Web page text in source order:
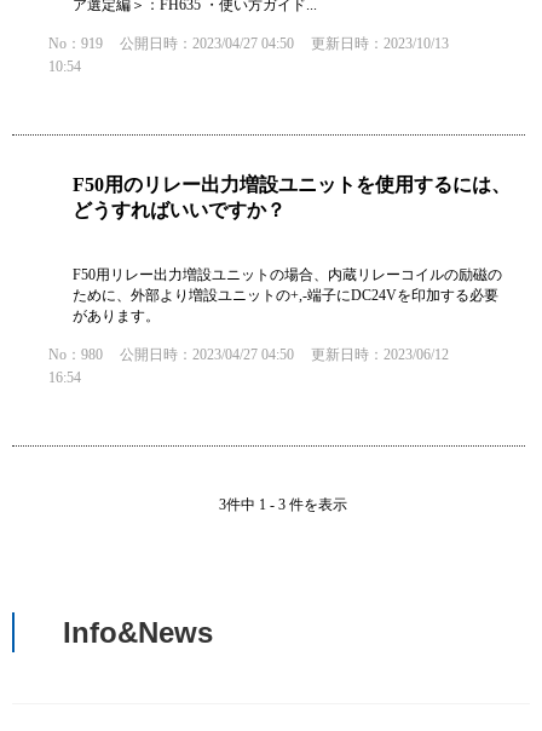
ア選定編＞：FH635 ・使い方ガイド...
No：919 公開日時：2023/04/27 04:50
更新日時：2023/10/13
10:54
F50用のリレー出力増設ユニットを使用するには、
どうすればいいですか？
F50用リレー出力増設ユニットの場合、内蔵リレーコイルの励磁の
ために、外部より増設ユニットの+,-端子にDC24Vを印加する必要
があります。
No：980 公開日時：2023/04/27 04:50
更新日時：2023/06/12
16:54
3件中 1 - 3 件を表示
Info&News